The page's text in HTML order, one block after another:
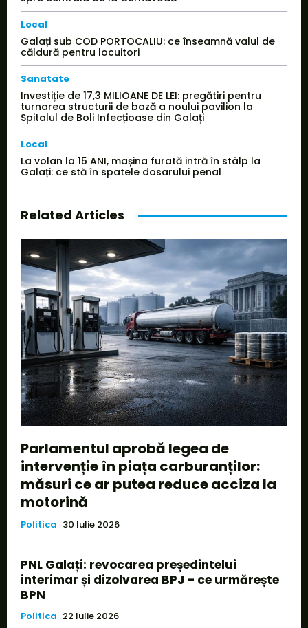
Local
Galați sub COD PORTOCALIU: ce înseamnă valul de
căldură pentru locuitori
Sanatate
Investiție de 17,3 MILIOANE DE LEI: pregătiri pentru
turnarea structurii de bază a noului pavilion la
Spitalul de Boli Infecțioase din Galați
Local
La volan la 15 ANI, mașina furată intră în stâlp la
Galați: ce stă în spatele dosarului penal
Related Articles
Parlamentul aprobă legea de
intervenție în piața carburanților:
măsuri ce ar putea reduce acciza la
motorină
Politica 30 Iulie 2026
PNL Galați: revocarea președintelui
interimar și dizolvarea BPJ – ce urmărește
BPN
Politica 22 Iulie 2026